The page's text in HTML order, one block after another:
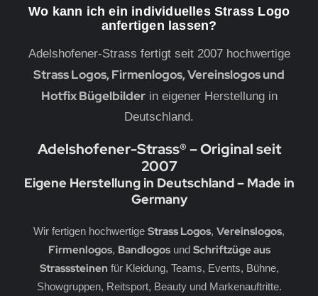
Wo kann ich ein individuelles Strass Logo
anfertigen lassen?
Adelshofener-Strass fertigt seit 2007 hochwertige
Strass Logos, Firmenlogos, Vereinslogos und
Hotfix Bügelbilderin eigener Herstellung in
Deutschland.
Adelshofener-Strass® – Original seit
2007
Eigene Herstellung in Deutschland – Made in
Germany
Wir fertigen hochwertige Strass Logos, Vereinslogos,
Firmenlogos, Bandlogosund Schriftzüge aus
Strasssteinen für Kleidung, Teams, Events, Bühne,
Showgruppen, Reitsport, Beauty und Markenauftritte.